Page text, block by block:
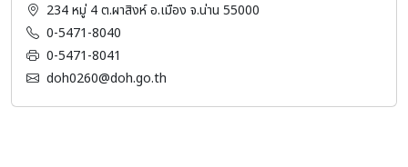
234 หมู่ 4 ต.ผาสิงห์ อ.เมือง จ.น่าน 55000
0-5471-8040
0-5471-8041
doh0260@doh.go.th